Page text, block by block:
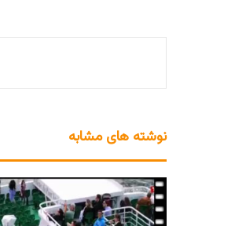
نوشته های مشابه